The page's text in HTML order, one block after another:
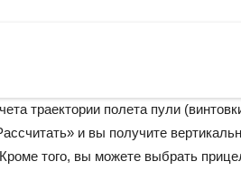
траектории полета пули
и вы получите
того, вы можете выбрать